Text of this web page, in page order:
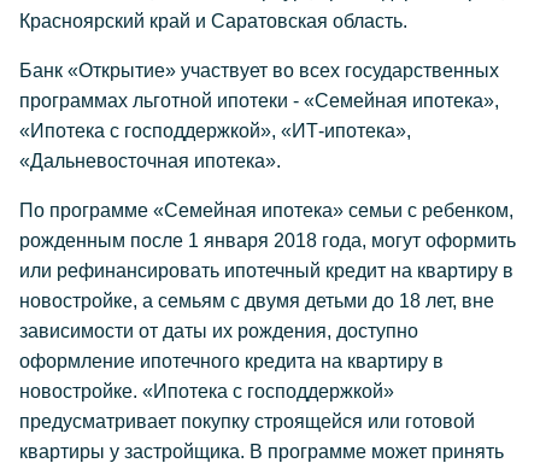
Красноярский край и Саратовская область.
Банк «Открытие» участвует во всех государственных
программах льготной ипотеки - «Семейная ипотека»,
«Ипотека с господдержкой», «ИТ-ипотека»,
«Дальневосточная ипотека».
По программе «Семейная ипотека» семьи с ребенком,
рожденным после 1 января 2018 года, могут оформить
или рефинансировать ипотечный кредит на квартиру в
новостройке, а семьям с двумя детьми до 18 лет, вне
зависимости от даты их рождения, доступно
оформление ипотечного кредита на квартиру в
новостройке. «Ипотека с господдержкой»
предусматривает покупку строящейся или готовой
квартиры у застройщика. В программе может принять